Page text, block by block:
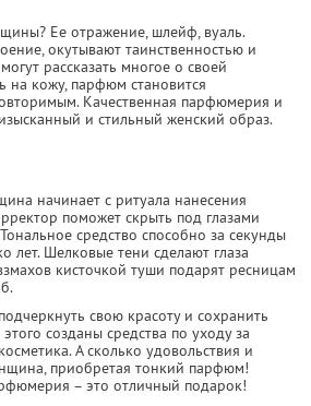
Ее отражение, шлейф, вуаль.
окутывают таинственностью и
рассказать многое о своей
на кожу, парфюм становится
Качественная парфюмерия и
и стильный женский образ.
начинает с ритуала нанесения
поможет скрыть под глазами
средство способно за секунды
лет. Шелковые тени сделают глаза
кисточкой туши подарят ресницам
свою красоту и сохранить
созданы средства по уходу за
А сколько удовольствия и
приобретая тонкий парфюм!
– это отличный подарок!